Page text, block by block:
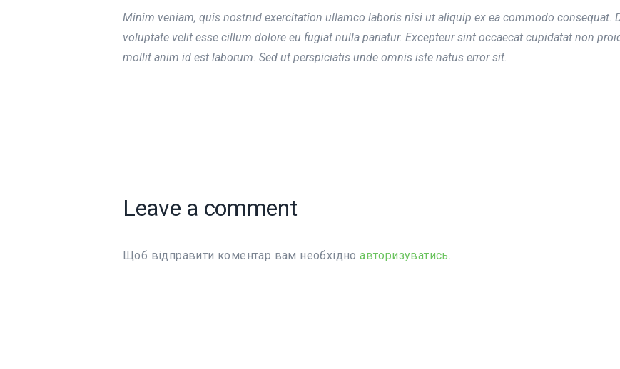
Minim veniam, quis nostrud exercitation ullamco laboris nisi ut aliquip ex ea commodo consequat.
voluptate velit esse cillum dolore eu fugiat nulla pariatur. Excepteur sint occaecat cupidatat non
mollit anim id est laborum. Sed ut perspiciatis unde omnis iste natus error sit.
Leave a comment
Щоб відправити коментар вам необхідноавторизуватись.